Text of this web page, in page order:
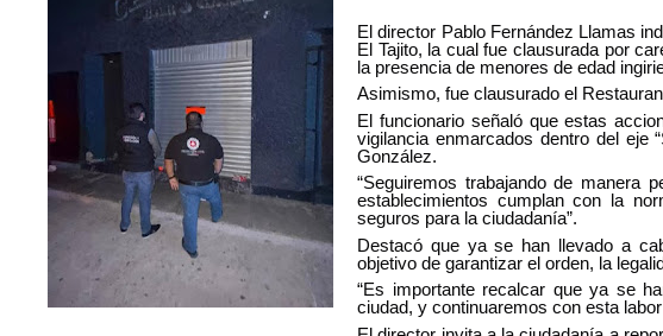
El director Pablo Fernández Llamas
El Tajito, la cual fue clausurada por
la presencia de menores de edad
Asimismo, fue clausurado el
El funcionario señaló que estas
vigilancia enmarcados dentro del eje
González.
“Seguiremos trabajando de manera
establecimientos cumplan con la
seguros para la ciudadanía”.
Destacó que ya se han llevado a
objetivo de garantizar el orden, la
“Es importante recalcar que ya se
ciudad, y continuaremos con esta